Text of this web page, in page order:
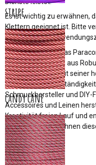
Es ist wichtig zu erwähnen,
Klettern geeignet ist. Bitte
empfohlenen
Insgesamt bietet das
ideale Kombination aus
Verwendbarkeit. Mit seiner
und
Schmuckhersteller und DIY-
Accessoires und Leinen
Kreativität freien Lauf und
Möglichkeiten, die Ihnen
stripe
candy cane